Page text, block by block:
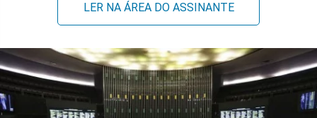
LER NA ÁREA DO ASSINANTE